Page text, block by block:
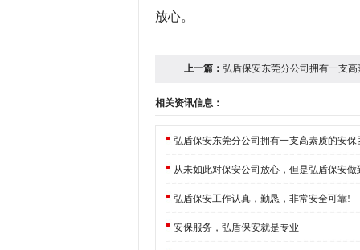
放心。
上一篇： 弘盾保安东莞分公司拥有一支
相关资讯信息：
弘盾保安东莞分公司拥有一支高素质的安保
从未如此对保安公司放心，但是弘盾保安做
弘盾保安工作认真，勤恳，非常安全可靠!
安保服务，弘盾保安就是专业